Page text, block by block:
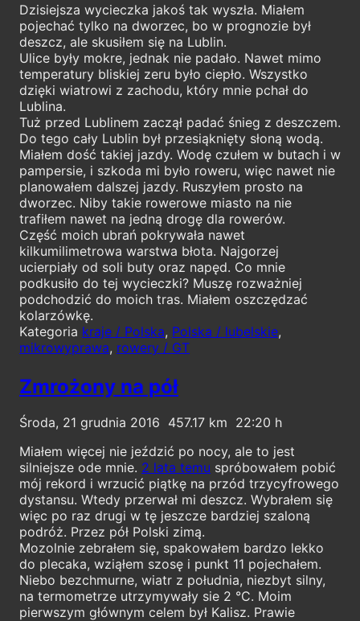
Dzisiejsza wycieczka jakoś tak wyszła. Miałem
pojechać tylko na dworzec, bo w prognozie był
deszcz, ale skusiłem się na Lublin.
Ulice były mokre, jednak nie padało. Nawet mimo
temperatury bliskiej zeru było ciepło. Wszystko
dzięki wiatrowi z zachodu, który mnie pchał do
Lublina.
Tuż przed Lublinem zaczął padać śnieg z deszczem.
Do tego cały Lublin był przesiąknięty słoną wodą.
Miałem dość takiej jazdy. Wodę czułem w butach i w
pampersie, i szkoda mi było roweru, więc nawet nie
planowałem dalszej jazdy. Ruszyłem prosto na
dworzec. Niby takie rowerowe miasto na nie
trafiłem nawet na jedną drogę dla rowerów.
Część moich ubrań pokrywała nawet
kilkumilimetrowa warstwa błota. Najgorzej
ucierpiały od soli buty oraz napęd. Co mnie
podkusiło do tej wycieczki? Muszę rozważniej
podchodzić do moich tras. Miałem oszczędzać
kolarzówkę.
Kategoria kraje / Polska, Polska / lubelskie,
mikrowyprawa, rowery / GT
Zmrożony na pół
Środa, 21 grudnia 2016 457.17
22:20
Miałem więcej nie jeździć po nocy, ale to jest
silniejsze ode mnie. 2 lata temu spróbowałem pobić
mój rekord i wrzucić piątkę na przód trzycyfrowego
dystansu. Wtedy przerwał mi deszcz. Wybrałem się
więc po raz drugi w tę jeszcze bardziej szaloną
podróż. Przez pół Polski zimą.
Mozolnie zebrałem się, spakowałem bardzo lekko
do plecaka, wziąłem szosę i punkt 11 pojechałem.
Niebo bezchmurne, wiatr z południa, niezbyt silny,
na termometrze utrzymywały sie 2 °C. Moim
pierwszym głównym celem był Kalisz. Prawie